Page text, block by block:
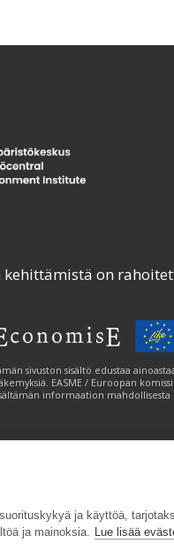
ja käyttöä,
ja mainoksia. Lue lisää
on
sivuston sisältö edustaa
EASME / Euroopan
informaation mahdollisesta
|Evästeasetukset|